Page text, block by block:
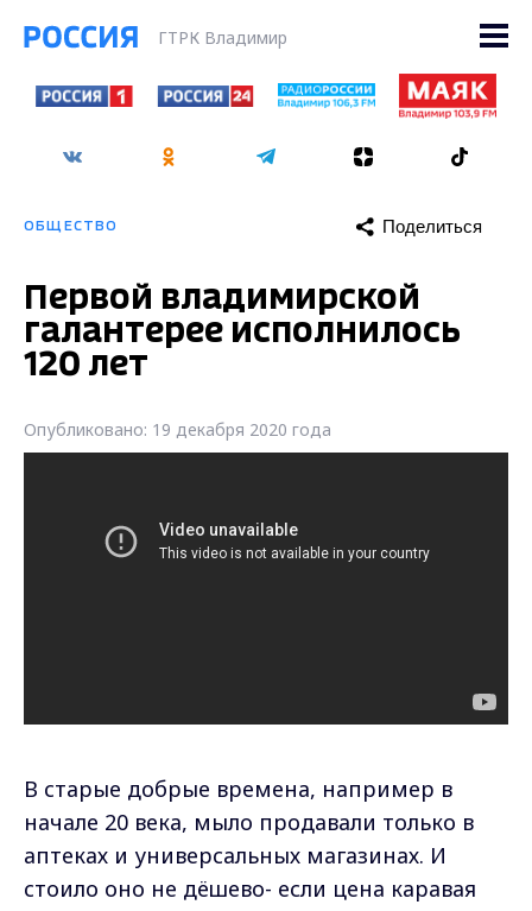
ГТРК Владимир
ОБЩЕСТВО Поделиться
Первой владимирской
галантерее исполнилось
120 лет
Опубликовано: 19 декабря 2020 года
В старые добрые времена, например в
начале 20 века, мыло продавали только в
аптеках и универсальных магазинах. И
стоило оно не дёшево- если цена каравая